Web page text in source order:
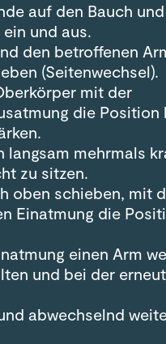
auf den Bauch und
und aus.
den betroffenen
(Seitenwechsel).
mit der
die Position
langsam mehrmals
zu sitzen.
oben schieben, mit
Einatmung die
einen Arm
und bei der
abwechselnd